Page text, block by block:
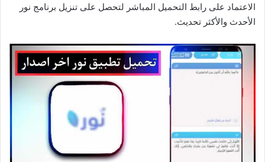
الاعتماد على رابط التحميل المباشر لتحصل على تنزيل برنامج نور
الأحدث والأكثر تحديث.